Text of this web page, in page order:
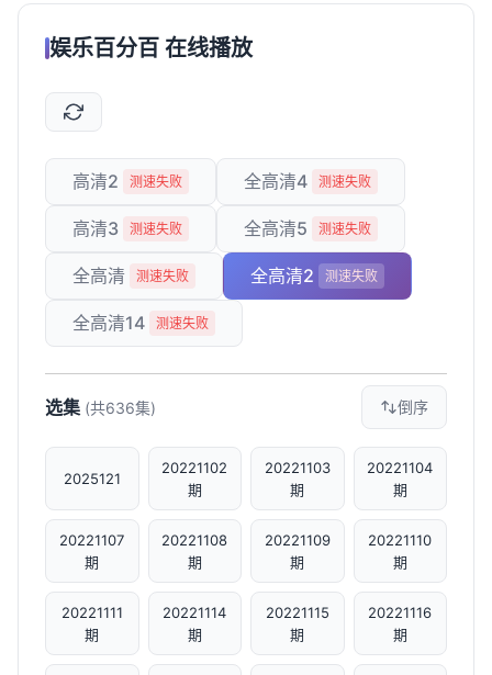
娱乐百分百 在线播放
高清2 测速失败 全高清4 测速失败
高清3 测速失败 全高清5 测速失败
全高清 测速失败 全高清2 测速失败
全高清14 测速失败
选集 (共636集) 倒序
2025121
20221102
期
20221103
期
20221104
期
20221107
期
20221108
期
20221109
期
20221110
期
20221111
期
20221114
期
20221115
期
20221116
期